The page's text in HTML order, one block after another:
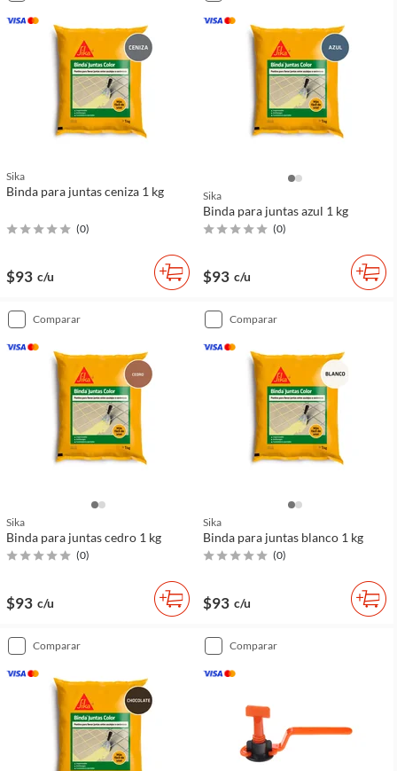
Sika
Binda para juntas ceniza 1 kg
(0)
$93 c/u
Sika
Binda para juntas azul 1 kg
(0)
$93 c/u
comparar
Sika
Binda para juntas cedro 1 kg
(0)
$93 c/u
comparar
Sika
Binda para juntas blanco 1 kg
(0)
$93 c/u
comparar comparar